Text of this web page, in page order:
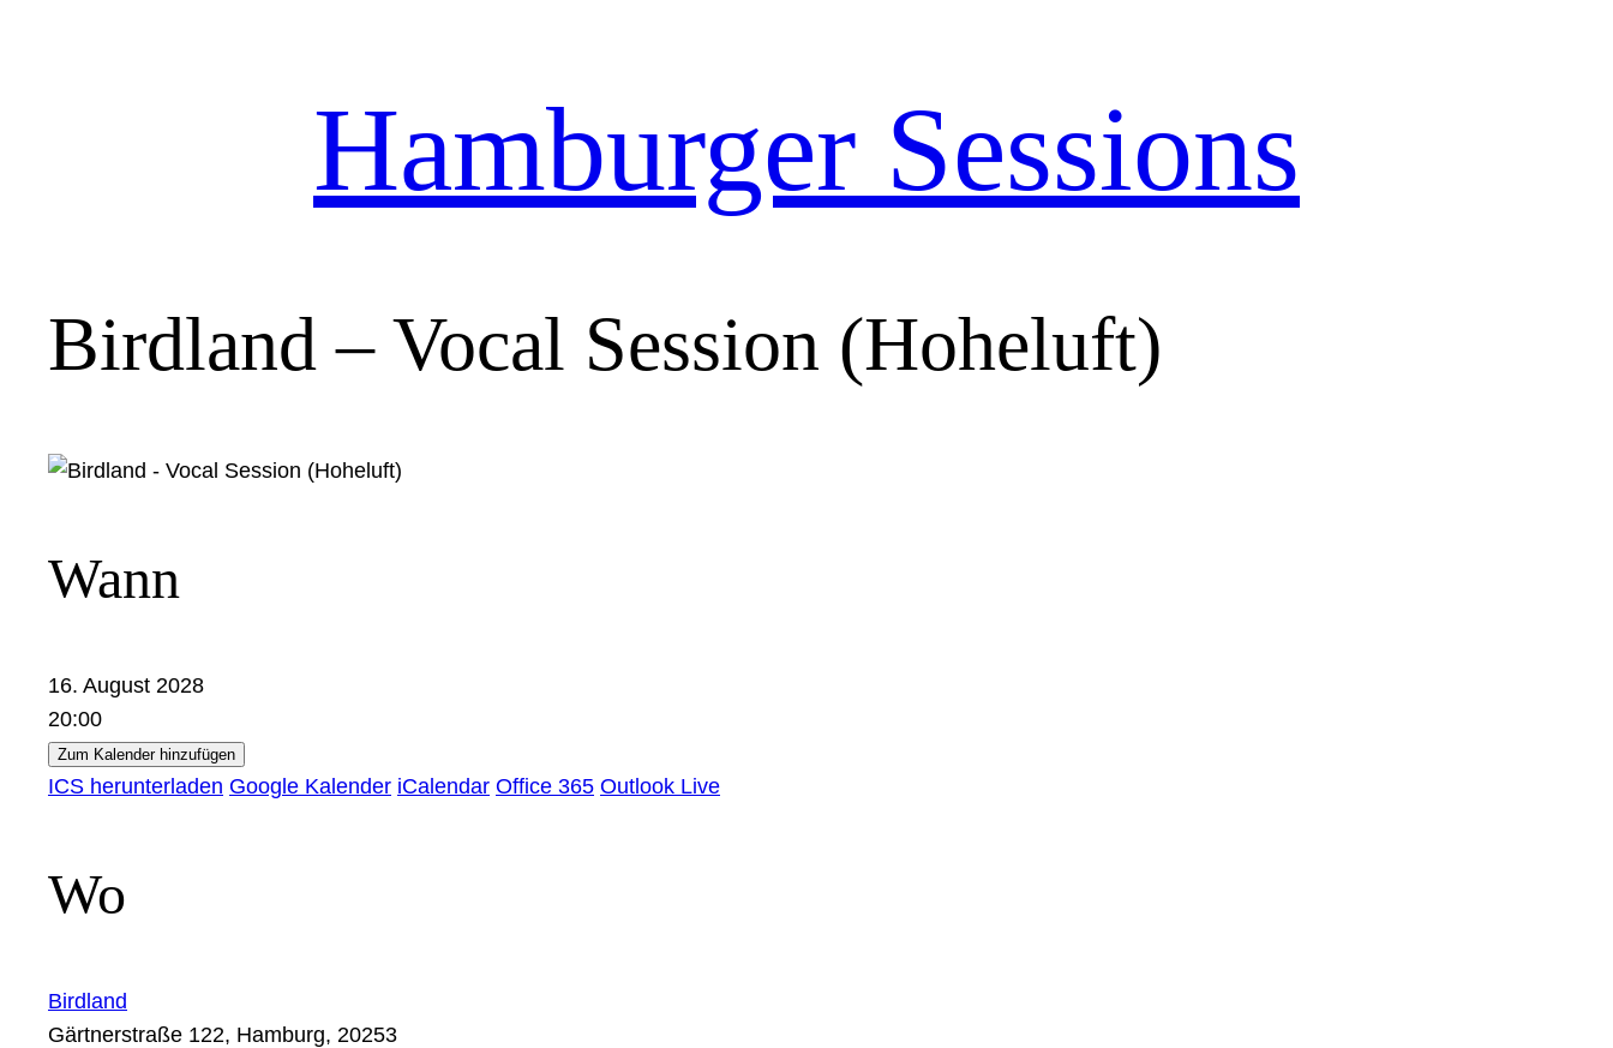
Hamburger Sessions
Birdland – Vocal Session (Hoheluft)
Wann
16. August 2028
20:00
Zum Kalender hinzufügen
ICS herunterladen Google Kalender iCalendar Office 365 Outlook Live
Wo
Birdland
Gärtnerstraße 122, Hamburg, 20253